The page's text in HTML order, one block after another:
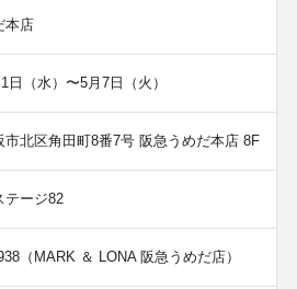
本店
日（水）〜5月7日（火）
市北区角田町8番7号 阪急うめだ本店 8F
テージ82
（MARK ＆ LONA 阪急うめだ店）